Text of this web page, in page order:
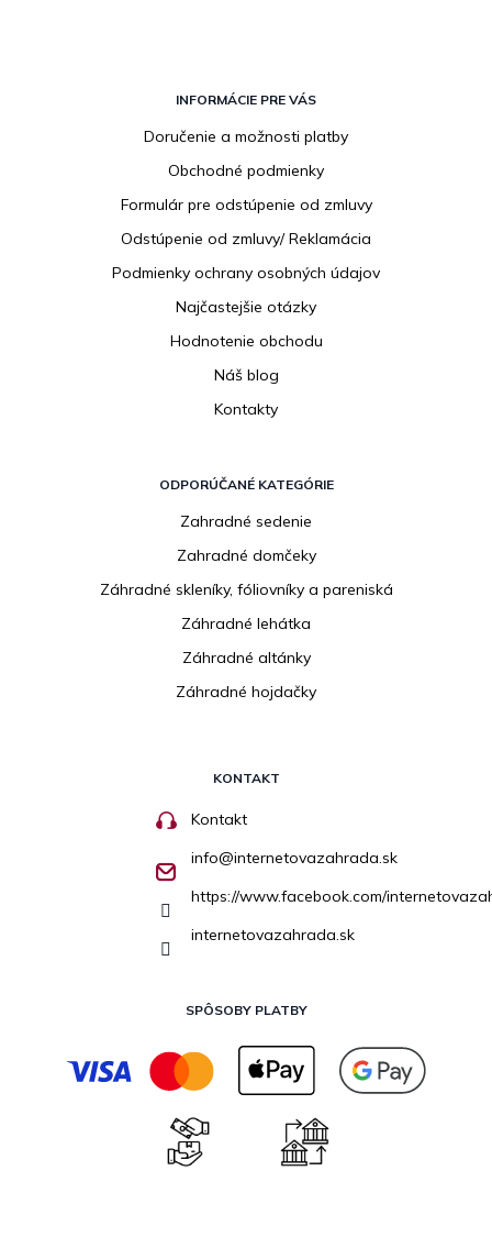
INFORMÁCIE PRE VÁS
Doručenie a možnosti platby
Obchodné podmienky
Formulár pre odstúpenie od zmluvy
Odstúpenie od zmluvy/ Reklamácia
Podmienky ochrany osobných údajov
Najčastejšie otázky
Hodnotenie obchodu
Náš blog
Kontakty
ODPORÚČANÉ KATEGÓRIE
Zahradné sedenie
Zahradné domčeky
Záhradné skleníky, fóliovníky a pareniská
Záhradné lehátka
Záhradné altánky
Záhradné hojdačky
KONTAKT
Kontakt
info@internetovazahrada.sk
https://www.facebook.com/
internetovazahrada.sk
SPÔSOBY PLATBY